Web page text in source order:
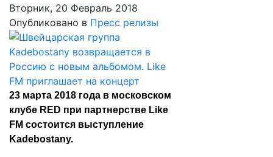
Вторник, 20 Февраль 2018
Опубликовано в Пресс релизы
23 марта 2018 года в московском
клубе RED при партнерстве Like
FM состоится выступление
Kadebostany.